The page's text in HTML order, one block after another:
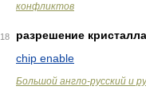
конфликтов
18
разрешение кристалла
chip enable
Большой англо-русский и